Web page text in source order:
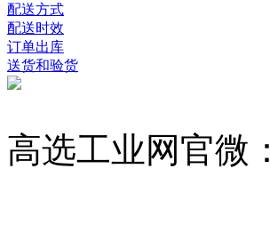
配送方式
配送时效
订单出库
送货和验货
高选工业网官微：